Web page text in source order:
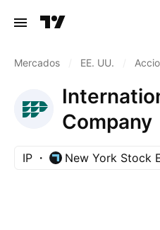
Mercados EE. UU.
Company
IP New York Stock